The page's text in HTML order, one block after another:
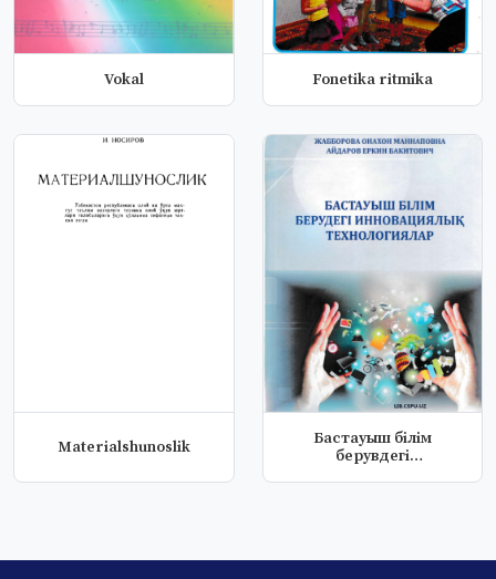
Vokal Fonetika ritmika
Materialshunoslik
Бастауыш бiлiм
берувдегi